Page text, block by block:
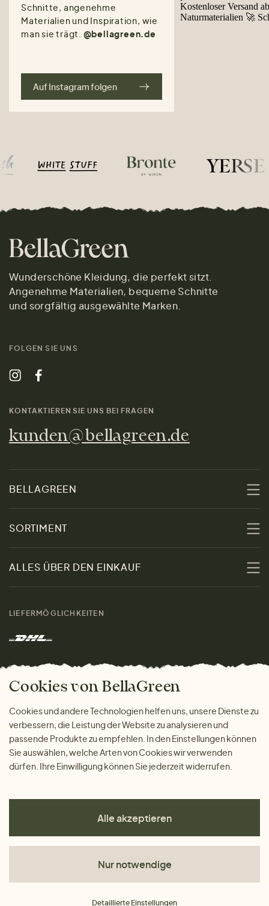
Schnitte, angenehme
Materialien und Inspiration, wie
man sie trägt. @bellagreen.de
Auf Instagram folgen
Wunderschöne Kleidung, die perfekt sitzt.
Angenehme Materialien, bequeme Schnitte
und sorgfältig ausgewählte Marken.
FOLGEN SIE UNS
KONTAKTIEREN SIE UNS BEI FRAGEN
kunden@bellagreen.de
BELLAGREEN
Nachhaltigkeit
Kontakt
Marken
Das freundliche Magazin
SORTIMENT
Damen
Herren
Geschenke
ALLES ÜBER DEN EINKAUF
Warum bei uns einkaufen
LIEFERMÖGLICHKEITEN
ZAHLUNGSMÖGLICHKEITEN
Cookies von BellaGreen
Cookies und andere Technologien helfen uns, unsere Dienste zu
verbessern, die Leistung der Website zu analysieren und
passende Produkte zu empfehlen. In den Einstellungen können
Sie auswählen, welche Arten von Cookies wir verwenden
dürfen. Ihre Einwilligung können Sie jederzeit widerrufen.
Alle akzeptieren
Nur notwendige
Detaillierte Einstellungen